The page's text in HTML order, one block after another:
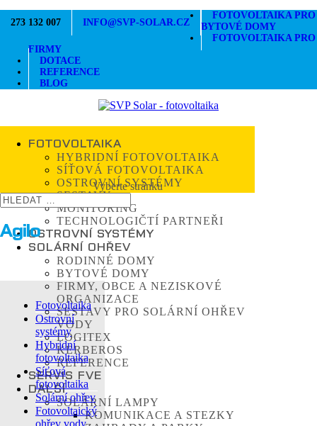
273 132 007 INFO@SVP-SOLAR.CZ
FOTOVOLTAIKA PRO
BYTOVÉ DOMY
FOTOVOLTAIKA PRO
FIRMY
DOTACE
REFERENCE
BLOG
FOTOVOLTAIKA
HYBRIDNÍ FOTOVOLTAIKA
SÍŤOVÁ FOTOVOLTAIKA
OSTROVNÍ SYSTÉMY
SESTAVY
MONITORING
TECHNOLOGIČTÍ PARTNEŘI
OSTROVNÍ SYSTÉMY
SOLÁRNÍ OHŘEV
RODINNÉ DOMY
BYTOVÉ DOMY
FIRMY, OBCE A NEZISKOVÉ
ORGANIZACE
SESTAVY PRO SOLÁRNÍ OHŘEV
VODY
LOGITEX
KERBEROS
REFERENCE
SERVIS FVE
DALŠÍ
SOLÁRNÍ LAMPY
KOMUNIKACE A STEZKY
Vyberte stránku
Agilo
Fotovoltaika
Ostrovní
systémy
Hybridní
fotovoltaika
Síťová
fotovoltaika
Solární ohřev
Fotovoltaický
ohřev vody